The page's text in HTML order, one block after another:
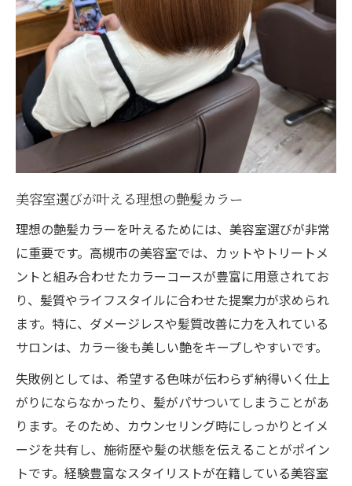
美容室選びが叶える理想の艶髪カラー
理想の艶髪カラーを叶えるためには、美容室選びが非常
に重要です。高槻市の美容室では、カットやトリートメ
ントと組み合わせたカラーコースが豊富に用意されてお
り、髪質やライフスタイルに合わせた提案力が求められ
ます。特に、ダメージレスや髪質改善に力を入れている
サロンは、カラー後も美しい艶をキープしやすいです。
失敗例としては、希望する色味が伝わらず納得いく仕上
がりにならなかったり、髪がパサついてしまうことがあ
ります。そのため、カウンセリング時にしっかりとイメ
ージを共有し、施術歴や髪の状態を伝えることがポイン
トです。経験豊富なスタイリストが在籍している美容室